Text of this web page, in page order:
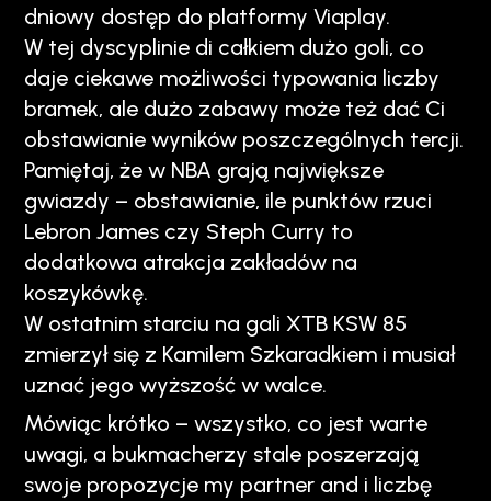
dniowy dostęp do platformy Viaplay.
W tej dyscyplinie di całkiem dużo goli, co
daje ciekawe możliwości typowania liczby
bramek, ale dużo zabawy może też dać Ci
obstawianie wyników poszczególnych tercji.
Pamiętaj, że w NBA grają największe
gwiazdy – obstawianie, ile punktów rzuci
Lebron James czy Steph Curry to
dodatkowa atrakcja zakładów na
koszykówkę.
W ostatnim starciu na gali XTB KSW 85
zmierzył się z Kamilem Szkaradkiem i musiał
uznać jego wyższość w walce.
Mówiąc krótko – wszystko, co jest warte
uwagi, a bukmacherzy stale poszerzają
swoje propozycje my partner and i liczbę